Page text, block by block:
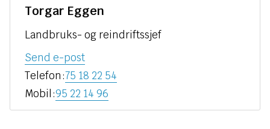
Torgar Eggen
Landbruks- og reindriftssjef
Send e-posttil
Torgar
Eggen
Telefon75 18 22 54
Mobil95 22 14 96